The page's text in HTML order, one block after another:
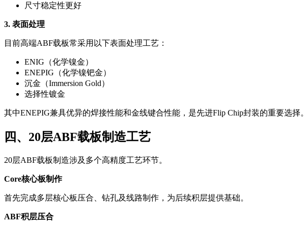
尺寸稳定性更好
3. 表面处理
目前高端ABF载板常采用以下表面处理工艺：
ENIG（化学镍金）
ENEPIG（化学镍钯金）
沉金（Immersion Gold）
选择性镀金
其中ENEPIG兼具优异的焊接性能和金线键合性能，是先进Flip Chip封装的重要选择。
四、20层ABF载板制造工艺
20层ABF载板制造涉及多个高精度工艺环节。
Core核心板制作
首先完成多层核心板压合、钻孔及线路制作，为后续积层提供基础。
ABF积层压合